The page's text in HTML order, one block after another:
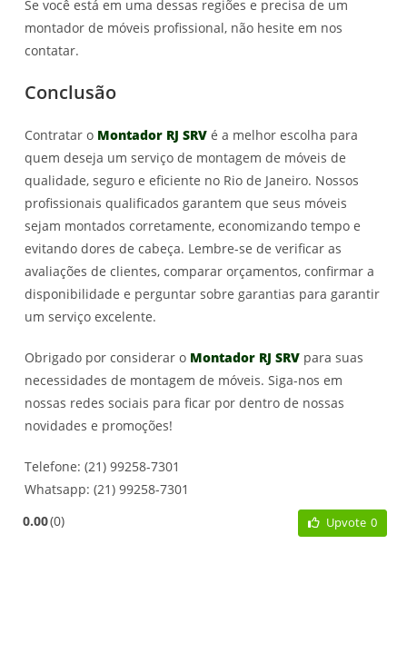
Se você está em uma dessas regiões e precisa de um
montador de móveis profissional, não hesite em nos
contatar.
Conclusão
Contratar o Montador RJ SRV é a melhor escolha para
quem deseja um serviço de montagem de móveis de
qualidade, seguro e eficiente no Rio de Janeiro. Nossos
profissionais qualificados garantem que seus móveis
sejam montados corretamente, economizando tempo e
evitando dores de cabeça. Lembre-se de verificar as
avaliações de clientes, comparar orçamentos, confirmar a
disponibilidade e perguntar sobre garantias para garantir
um serviço excelente.
Obrigado por considerar o Montador RJ SRV para suas
necessidades de montagem de móveis. Siga-nos em
nossas redes sociais para ficar por dentro de nossas
novidades e promoções!
Telefone: (21) 99258-7301
Whatsapp: (21) 99258-7301
0.00 0 Upvote 0